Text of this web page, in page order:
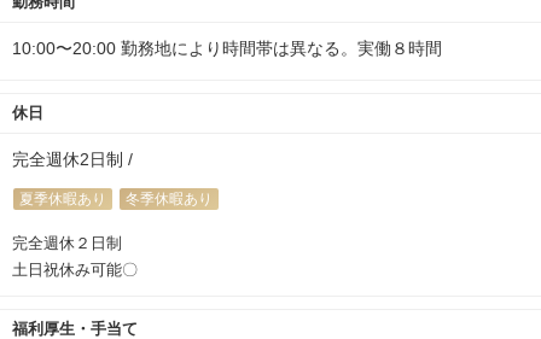
10:00〜20:00 勤務地により時間帯は異なる。実働８時間
休日
完全週休2日制 /
夏季休暇あり 冬季休暇あり
完全週休２日制
土日祝休み可能〇
福利厚生・手当て